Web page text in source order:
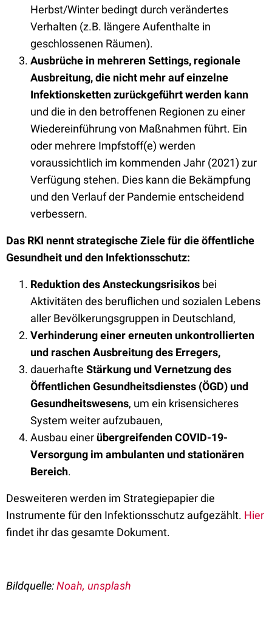
Herbst/Winter bedingt durch verändertes
Verhalten (z.B. längere Aufenthalte in
geschlossenen Räumen).
Ausbrüche in mehreren Settings, regionale
Ausbreitung, die nicht mehr auf einzelne
Infektionsketten zurückgeführt werden kann
und die in den betroffenen Regionen zu einer
Wieder­einführung von Maß­nahmen führt. Ein
oder mehrere Impfstoff(e) werden
voraussichtlich im kommenden Jahr (2021) zur
Verfügung stehen. Dies kann die Bekämpfung
und den Verlauf der Pandemie entscheidend
verbessern.
Das RKI nennt strategische Ziele für die öffentliche
Gesundheit und den Infektionsschutz:
Reduktion des Ansteckungsrisikos bei
Aktivitäten des beruflichen und sozialen Lebens
aller Bevölkerungs­gruppen in Deutschland,
Verhinderung einer erneuten unkontrollierten
und raschen Ausbreitung des Erregers,
dauerhafte Stärkung und Vernetzung des
Öffentlichen Gesundheitsdienstes (ÖGD) und
Gesundheitswesens, um ein krisensicheres
System weiter aufzubauen,
Ausbau einer übergreifenden COVID-19-
Versorgung im ambulanten und stationären
Bereich.
Desweiteren werden im Strategiepapier die
Instrumente für den Infektionsschutz aufgezählt. Hier
findet ihr das gesamte Dokument.
Bildquelle:Noah, unsplash